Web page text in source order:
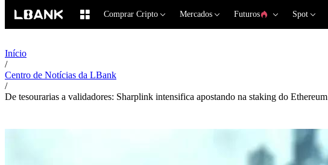
Comprar Cripto Mercados Futuros Spot
Início
/
Centro de Notícias da LBank
/
De tesourarias a validadores: Sharplink intensifica apostando na staking do Ethereum